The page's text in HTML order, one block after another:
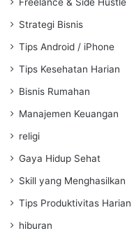
Freelance & Side Hustle
Strategi Bisnis
Tips Android / iPhone
Tips Kesehatan Harian
Bisnis Rumahan
Manajemen Keuangan
religi
Gaya Hidup Sehat
Skill yang Menghasilkan
Tips Produktivitas Harian
hiburan